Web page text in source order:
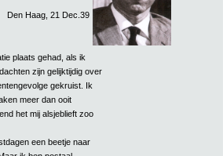
Den Haag, 21 Dec.39
plaats gehad, als ik
zijn gelijktijdig over
gekruist. Ik
meer dan ooit
het mij alsjeblieft zoo
een beetje naar